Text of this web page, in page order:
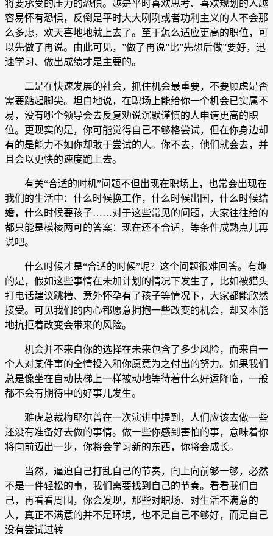
将要承受的压力的恐惧。越是平时喜欢思考、喜欢规划的人越
容易怀有恐惧，反倒是平时大大咧咧或者功利主义的人不会那
么多虑，欢天喜地地就上去了。至于怎么适应更高的职位，可
以先做了再说。由此可见，”做了再说”比”先想后做”要好，迅
速学习、做出成绩才是主要的。
二是在快速发展的社会，抓住机会最重要，不要顾虑是否
需要踮起脚尖。坦白地说，在职场上能给你一个机会已实属不
易，没有哪个领导会去反复劝说沉默谨慎的人申请更高的职
位。更现实的是，你可能觉得自己不够格尝试，但在你身边却
有的是能力不如你却敢于尝试的人。你不去，他们就会去，并
且会以更快的速度跑上去。
有关“合适的时机”问题不但出现在职场上，也常会出现在
我们的生活中：什么时候换工作，什么时候出国，什么时候结
婚，什么时候要孩子……对于这些常见的问题，大家往往给的
都只能是模棱两可的答案：现在还不合适，等条件成熟点儿再
说吧。
什么时候才是“合适的时候”呢？这个问题很难回答。有趣
的是，假如这些事情在未加计划的情况下发生了，比如被猎头
打电话建议跳槽、意外怀孕有了孩子等情况下，大家都能欣然
接受。可见我们的内心都愿意拥抱一些改变的机会，却又本能
地抗拒着改变会带来的风险。
机会并不来自你的选择在未来包含了多少风险，而来自一
个人对某件事的全情投入和你愿意为之付出的努力。如果我们
总是像坐在自动扶梯上一样被动地等待着什么好运降临，一般
都不会有期待中的好事儿发生。
雅虎总裁梅耶尔曾在一次演讲中提到，人们应该去做一些
还没有准备好去做的事情。做一些你感到害怕的事，意味着你
将向前迈出一步，你将会学习新的东西，你将会成长。
当然，逼迫自己打乱自己的节奏，向上向前够一够，必然
不是一件轻松的事，我们需要找到自己的节奏。看看我们自
己，再看看周围，你会发现，那些对职场、对生活不满意的
人，真正不满意的并不是环境，也不是自己不够好，而是自己
没有尝试过转